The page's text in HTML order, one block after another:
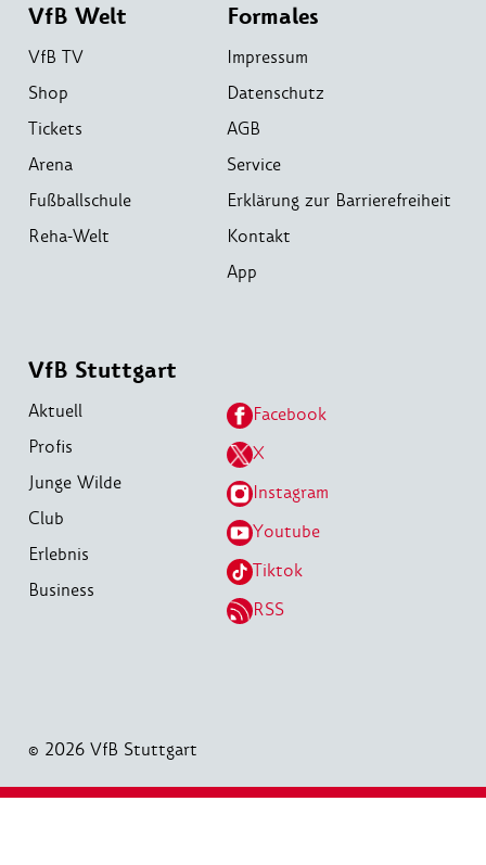
VfB Welt
VfB TV
Shop
Tickets
Arena
Fußballschule
Reha-Welt
Formales
Impressum
Datenschutz
AGB
Service
Erklärung zur Barrierefreiheit
Kontakt
App
VfB Stuttgart
Aktuell
Profis
Junge Wilde
Club
Erlebnis
Business
Facebook
X
Instagram
Youtube
Tiktok
RSS
© 2026 VfB Stuttgart